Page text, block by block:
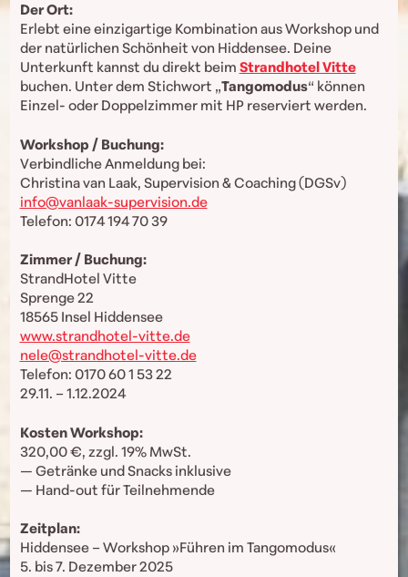
Der Ort:
Erlebt eine einzigartige Kombination aus Workshop und
der natürlichen Schönheit von Hiddensee. Deine
Unterkunft kannst du direkt beim Strandhotel Vitte
buchen. Unter dem Stichwort „Tangomodus“ können
Einzel- oder Doppelzimmer mit HP reserviert werden.
Workshop / Buchung:
Verbindliche Anmeldung bei:
Christina van Laak, Supervision & Coaching (DGSv)
info@vanlaak-supervision.de
Telefon: 0174 194 70 39
Zimmer / Buchung:
StrandHotel Vitte
Sprenge 22
18565 Insel Hiddensee
www.strandhotel-vitte.de
nele@strandhotel-vitte.de
Telefon: 0170 60 1 53 22
29.11. – 1.12.2024
Kosten Workshop:
320,00 €, zzgl. 19% MwSt.
— Getränke und Snacks inklusive
— Hand-out für Teilnehmende
Zeitplan:
Hiddensee – Workshop »Führen im Tangomodus«
5. bis 7. Dezember 2025